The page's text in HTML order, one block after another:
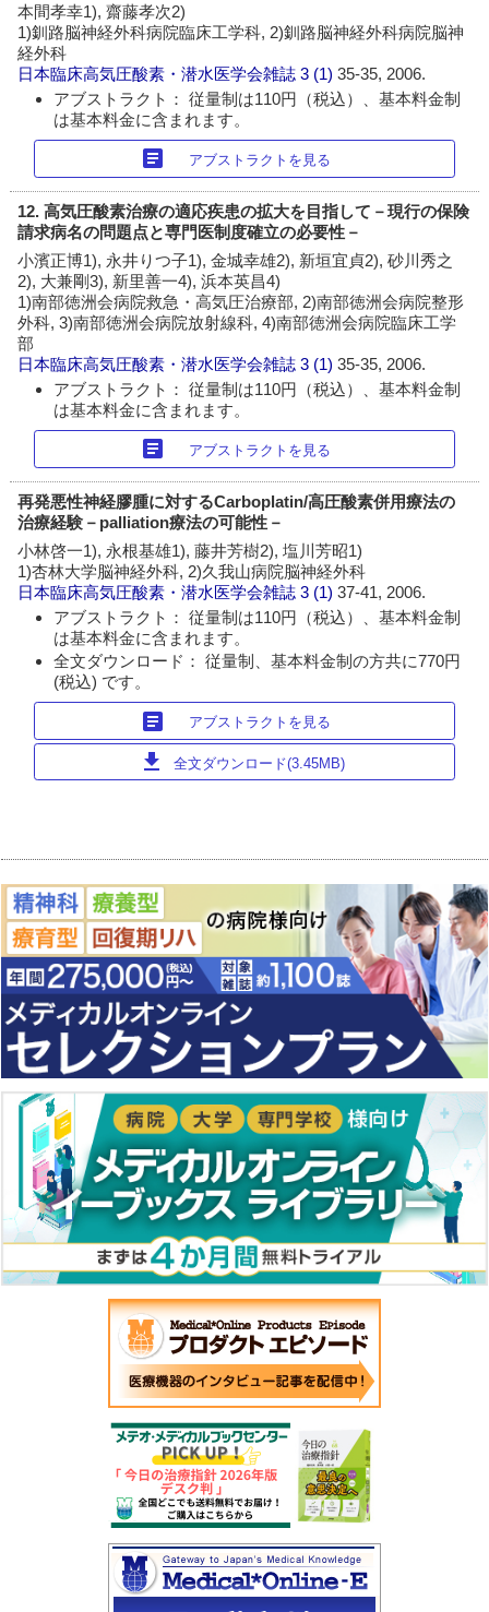
本間孝幸1), 齋藤孝次2)
1)釧路脳神経外科病院臨床工学科, 2)釧路脳神経外科病院脳神
経外科
日本臨床高気圧酸素・潜水医学会雑誌 3 (1)35-35, 2006.
アブストラクト： 従量制は110円（税込）、基本料金制
は基本料金に含まれます。
article アブストラクトを見る
12. 高気圧酸素治療の適応疾患の拡大を目指して－現行の保険
請求病名の問題点と専門医制度確立の必要性－
小濱正博1), 永井りつ子1), 金城幸雄2), 新垣宜貞2), 砂川秀之
2), 大兼剛3), 新里善一4), 浜本英昌4)
1)南部徳洲会病院救急・高気圧治療部, 2)南部徳洲会病院整形
外科, 3)南部徳洲会病院放射線科, 4)南部徳洲会病院臨床工学
部
日本臨床高気圧酸素・潜水医学会雑誌 3 (1)35-35, 2006.
アブストラクト： 従量制は110円（税込）、基本料金制
は基本料金に含まれます。
article アブストラクトを見る
再発悪性神経膠腫に対するCarboplatin/高圧酸素併用療法の
治療経験－palliation療法の可能性－
小林啓一1), 永根基雄1), 藤井芳樹2), 塩川芳昭1)
1)杏林大学脳神経外科, 2)久我山病院脳神経外科
日本臨床高気圧酸素・潜水医学会雑誌 3 (1)37-41, 2006.
アブストラクト： 従量制は110円（税込）、基本料金制
は基本料金に含まれます。
全文ダウンロード： 従量制、基本料金制の方共に770円
(税込) です。
article アブストラクトを見る
download 全文ダウンロード(3.45MB)